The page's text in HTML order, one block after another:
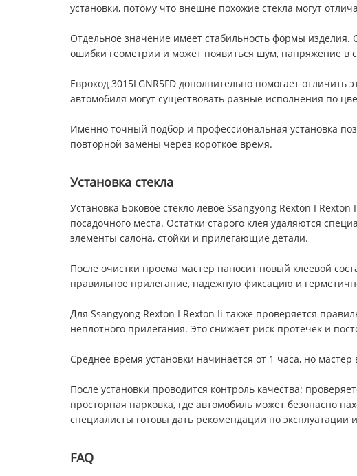
установки, потому что внешне похожие стекла могут
Отдельное значение имеет стабильность формы
ошибки геометрии и может появиться шум, напряжение в
Еврокод 3015LGNR5FD дополнительно помогает отличить
автомобиля могут существовать разные исполнения по
Именно точный подбор и профессиональная установка
повторной замены через короткое время.
Установка стекла
Установка Боковое стекло левое Ssangyong Rexton I
посадочного места. Остатки старого клея удаляются
элементы салона, стойки и прилегающие детали.
После очистки проема мастер наносит новый клеевой
правильное прилегание, надежную фиксацию и
Для Ssangyong Rexton I Rexton Ii также проверяется
неплотного прилегания. Это снижает риск протечек и
Среднее время установки начинается от 1 часа, но
После установки проводится контроль качества:
просторная парковка, где автомобиль может безопасно
специалисты готовы дать рекомендации по эксплуатации
FAQ